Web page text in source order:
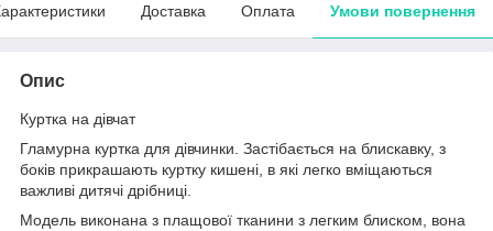
Доставка Оплата Умови повернення
Опис
Куртка на дівчат
Гламурна куртка для дівчинки. Застібається на блискавку, з
боків прикрашають куртку кишені, в які легко вміщаються
важливі дитячі дрібниці.
Модель виконана з плащової тканини з легким блиском, вона